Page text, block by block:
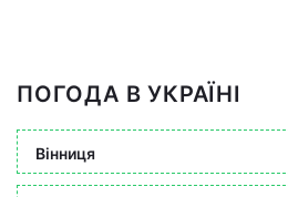
ПОГОДА В УКРАЇНІ
Вінниця